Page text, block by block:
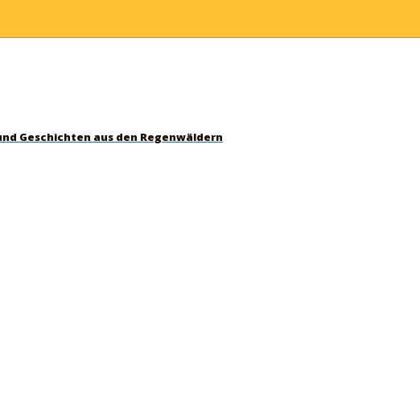
Geschichten aus den Regenwäldern